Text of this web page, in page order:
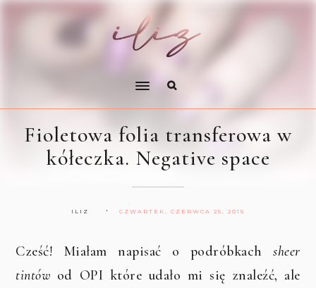
Fioletowa folia transferowa w
kółeczka. Negative space
ILIZ CZWARTEK, CZERWCA 25, 2015
Cześć! Miałam napisać o podróbkachsheer
tintów od OPI które udało mi się znaleźć, ale